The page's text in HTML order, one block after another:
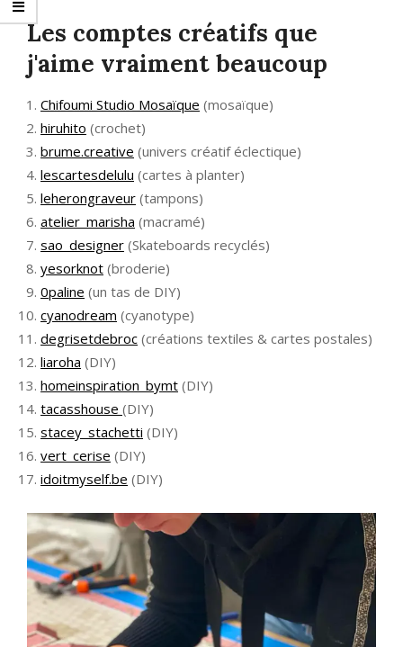
Les comptes créatifs que
j'aime vraiment beaucoup
Chifoumi Studio Mosaïque (mosaïque)
hiruhito (crochet)
brume.creative (univers créatif éclectique)
lescartesdelulu (cartes à planter)
leherongraveur (tampons)
atelier_marisha (macramé)
sao_designer (Skateboards recyclés)
yesorknot (broderie)
0paline (un tas de DIY)
cyanodream (cyanotype)
degrisetdebroc (créations textiles & cartes postales)
liaroha (DIY)
homeinspiration_bymt (DIY)
tacasshouse (DIY)
stacey_stachetti (DIY)
vert_cerise (DIY)
idoitmyself.be (DIY)